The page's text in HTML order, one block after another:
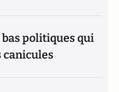
politiques qui
canicules